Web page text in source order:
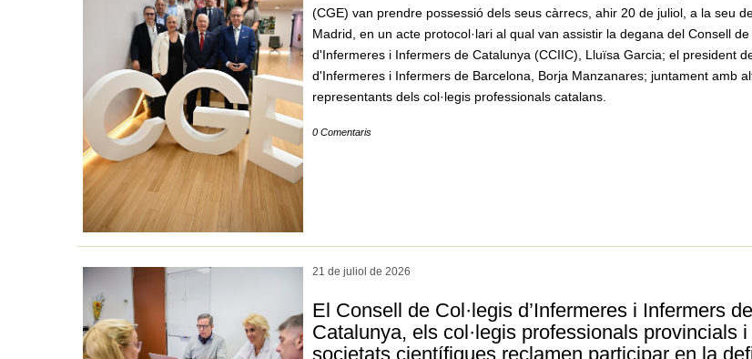
(CGE) van prendre possessió dels seus càrrecs, ahir 20 de juliol, a la seu
Madrid, en un acte protocol·lari al qual van assistir la degana del Consell de
d'Infermeres i Infermers de Catalunya (CCIIC), Lluïsa Garcia; el president
d'Infermeres i Infermers de Barcelona, Borja Manzanares; juntament amb
representants dels col·legis professionals catalans.
0 Comentaris
21 de juliol de 2026
El Consell de Col·legis d’Infermeres i Infermers de
Catalunya, els col·legis professionals provincials
societats científiques reclamen participar en la